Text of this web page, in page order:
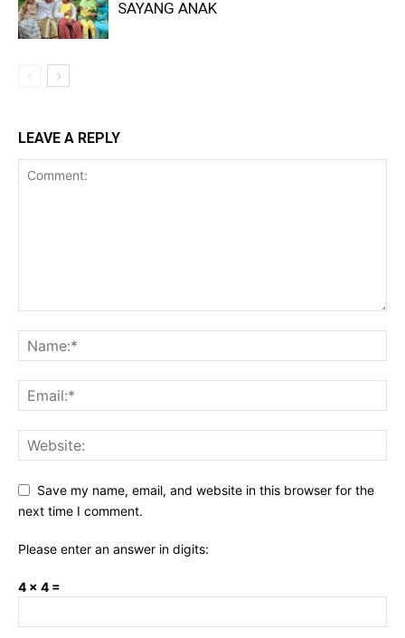
SAYANG ANAK
LEAVE A REPLY
Save my name, email, and website in this browser for the
next time I comment.
Please enter an answer in digits:
4 × 4 =